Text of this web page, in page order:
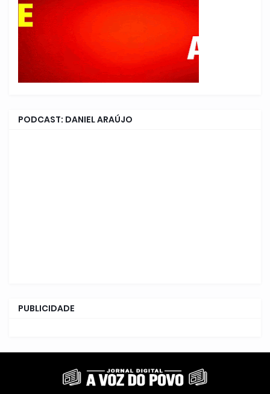
PODCAST: DANIEL ARAÚJO
PUBLICIDADE